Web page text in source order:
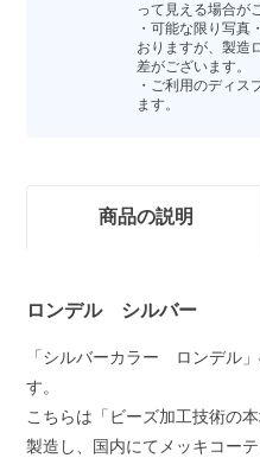
って見える場合が
・可能な限り写真
おりますが、製造
差がございます。
・ご利用のディス
ます。
商品の説明
ロンデル シルバー
「シルバーカラー ロンデル
す。
こちらは「ビーズ加工技術の
製造し、国内にてメッキコー